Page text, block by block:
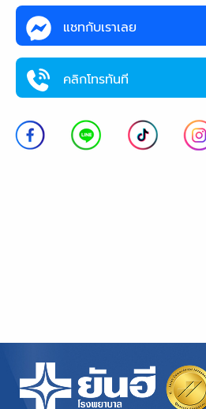
แชทกับเราเลย
คลิกโทรทันที